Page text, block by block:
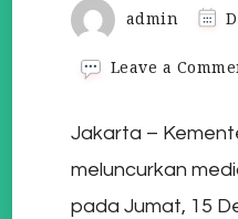
admin
Leave a
Jakarta –
meluncurkan
pada Jumat, 15